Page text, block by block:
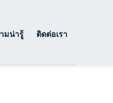
มน่ารู้ ติดต่อเรา